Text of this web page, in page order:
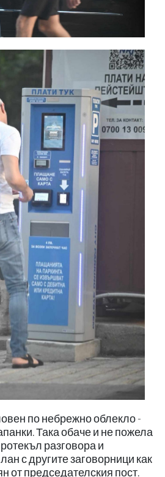
по небрежно облекло -
Така обаче и не пожела
разговора и
с другите заговорници как
от председателския пост.